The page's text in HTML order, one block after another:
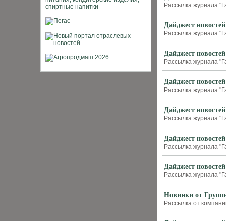
Рассылка журнала
Дайджест
Рассылка журнала
Дайджест
Рассылка журнала
Дайджест
Рассылка журнала
Дайджест
Рассылка журнала
Дайджест
Рассылка журнала
Дайджест
Рассылка журнала
Новинки от
Рассылка от